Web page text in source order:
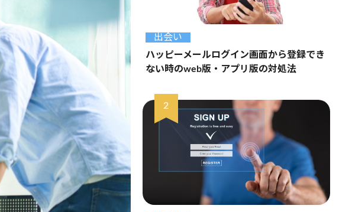
出会い
ハッピーメールログイン画面から登録でき
ない時のweb版・アプリ版の対処法